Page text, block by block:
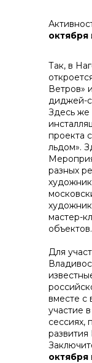
октября
Так, в
Ветров»
диджей-
Здесь же
проекта
льдом».
разных
художник
мастер-
объектов.
Для
вместе с
участие
сессиях,
развития
октября